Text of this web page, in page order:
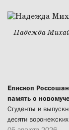
Надежда
Епископ
память о
Студенты и
десяти